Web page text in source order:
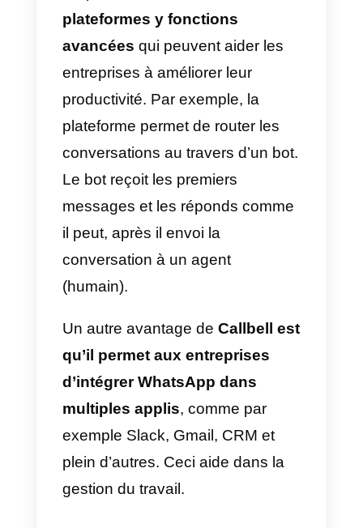
WhatsApp Business et si
possible, l’intégrer à une
application comme Callbell car ce
type d’outil aide à surveiller de
manière plus efficace son
business et son équipe.
La communication avec les
clients est plus directe et rapide,
ce qui fait la différence entre vous
et vos concurrents et ce qui peut
(ou pas) vous permettre
d’effectuer des ventes. En plus,
WhatsApp est utilisé par des
milliards de personnes, ce qui
vous donne une base de